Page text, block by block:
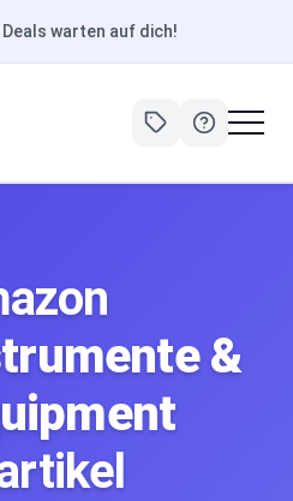
warten auf dich!
&